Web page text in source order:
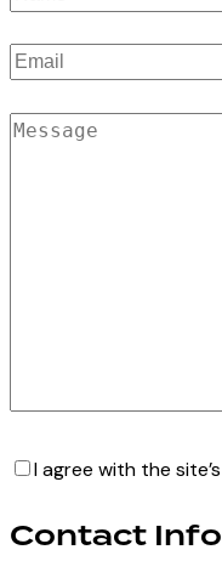
I agree with the site’s
Contact Info